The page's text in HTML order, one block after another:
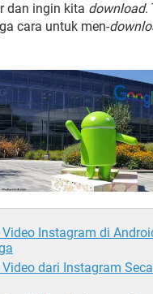
dan ingin kita download.
cara untuk men-
Instagram di
dari Instagram